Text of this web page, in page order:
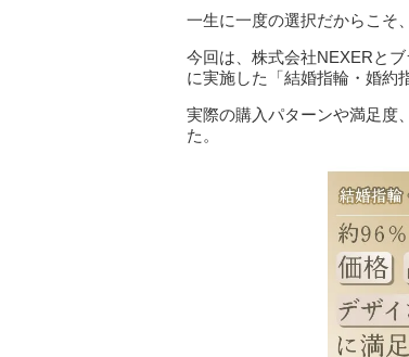
一生に一度の選択だからこそ
今回は、株式会社NEXERと
に実施した「結婚指輪・婚約
実際の購入パターンや満足度
た。